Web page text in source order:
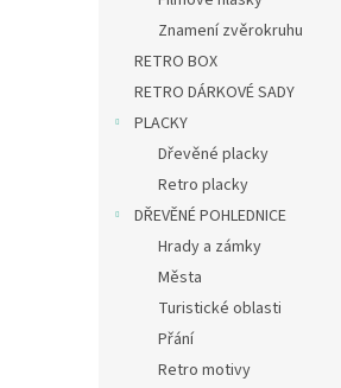
Znamení zvěrokruhu
RETRO BOX
RETRO DÁRKOVÉ SADY
PLACKY
Dřevěné placky
Retro placky
DŘEVĚNÉ POHLEDNICE
Hrady a zámky
Města
Turistické oblasti
Přání
Retro motivy